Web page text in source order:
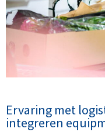
Ervaring met
integreren